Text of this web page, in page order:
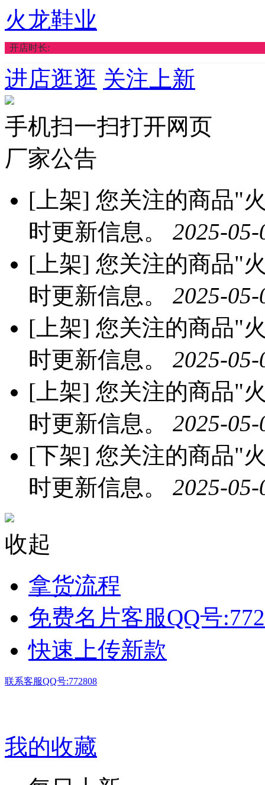
火龙鞋业
开店时长:
进店逛逛 关注上新
手机扫一扫打开网页
厂家公告
[上架] 您关注的商品"
时更新信息。 2025-
[上架] 您关注的商品"
时更新信息。 2025-
[上架] 您关注的商品"
时更新信息。 2025-
[上架] 您关注的商品"
时更新信息。 2025-
[下架] 您关注的商品"
时更新信息。 2025-
收起
拿货流程
免费名片客服QQ号
快速上传新款
联系客服QQ号:772808
我的收藏